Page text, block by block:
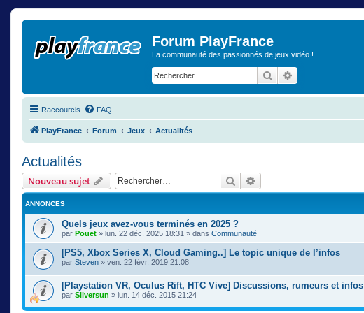
Forum PlayFrance
La communauté des passionnés de jeux vidéo !
Rechercher
Raccourcis FAQ
PlayFrance Forum Jeux Actualités
Actualités
Nouveau sujet Rechercher
ANNONCES
Quels jeux avez-vous terminés en 2025 ?
par Pouet » lun. 22 déc. 2025 18:31 » dans Communauté
[PS5, Xbox Series X, Cloud Gaming..] Le topic unique de l’infos
par Steven » ven. 22 févr. 2019 21:08
[Playstation VR, Oculus Rift, HTC Vive] Discussions, rumeurs et infos
par Silversun » lun. 14 déc. 2015 21:24